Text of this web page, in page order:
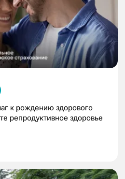
к рождению здорового
репродуктивное здоровье